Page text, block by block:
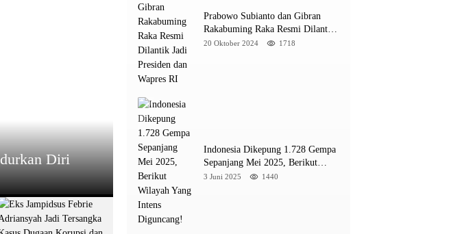
Dunia
HEADLINE
Gempa M 5,4 Guncang Buol, Warga Panik
Gunung
13 Juli 2026
Prabowo Subianto dan Gibran
Rakabuming Raka Resmi Dilantik
Jadi Presiden dan Wapres RI
20 Oktober 2024 1718
Indonesia Dikepung 1.728 Gempa
Sepanjang Mei 2025, Berikut
Wilayah Yang Intens Diguncang!
3 Juni 2025 1440